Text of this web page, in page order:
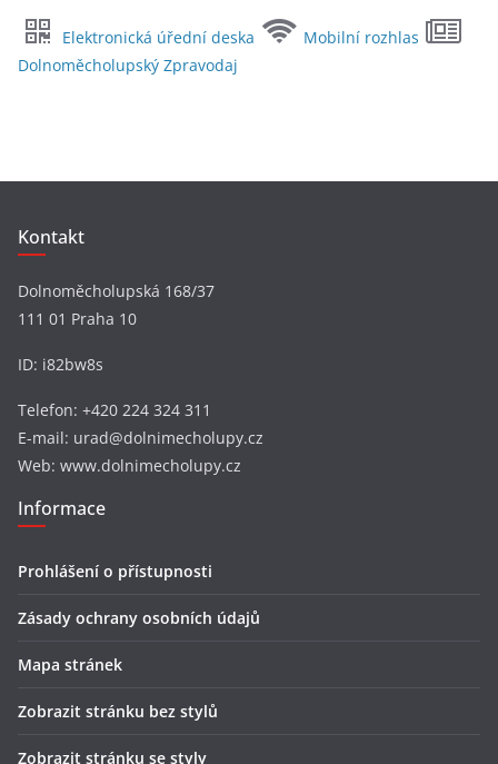
h
i
Elektronická úřední deska
Mobilní rozhlas
Dolnoměcholupský Zpravodaj
Kontakt
Dolnoměcholupská 168/37
111 01 Praha 10
ID: i82bw8s
Telefon: +420 224 324 311
E-mail: urad@dolnimecholupy.cz
Web: www.dolnimecholupy.cz
Informace
Prohlášení o přístupnosti
Zásady ochrany osobních údajů
Mapa stránek
Zobrazit stránku bez stylů
Zobrazit stránku se styly